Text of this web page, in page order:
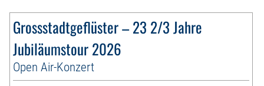
Grossstadtgeflüster – 23 2/3 Jahre
Jubiläumstour 2026
Open Air-Konzert